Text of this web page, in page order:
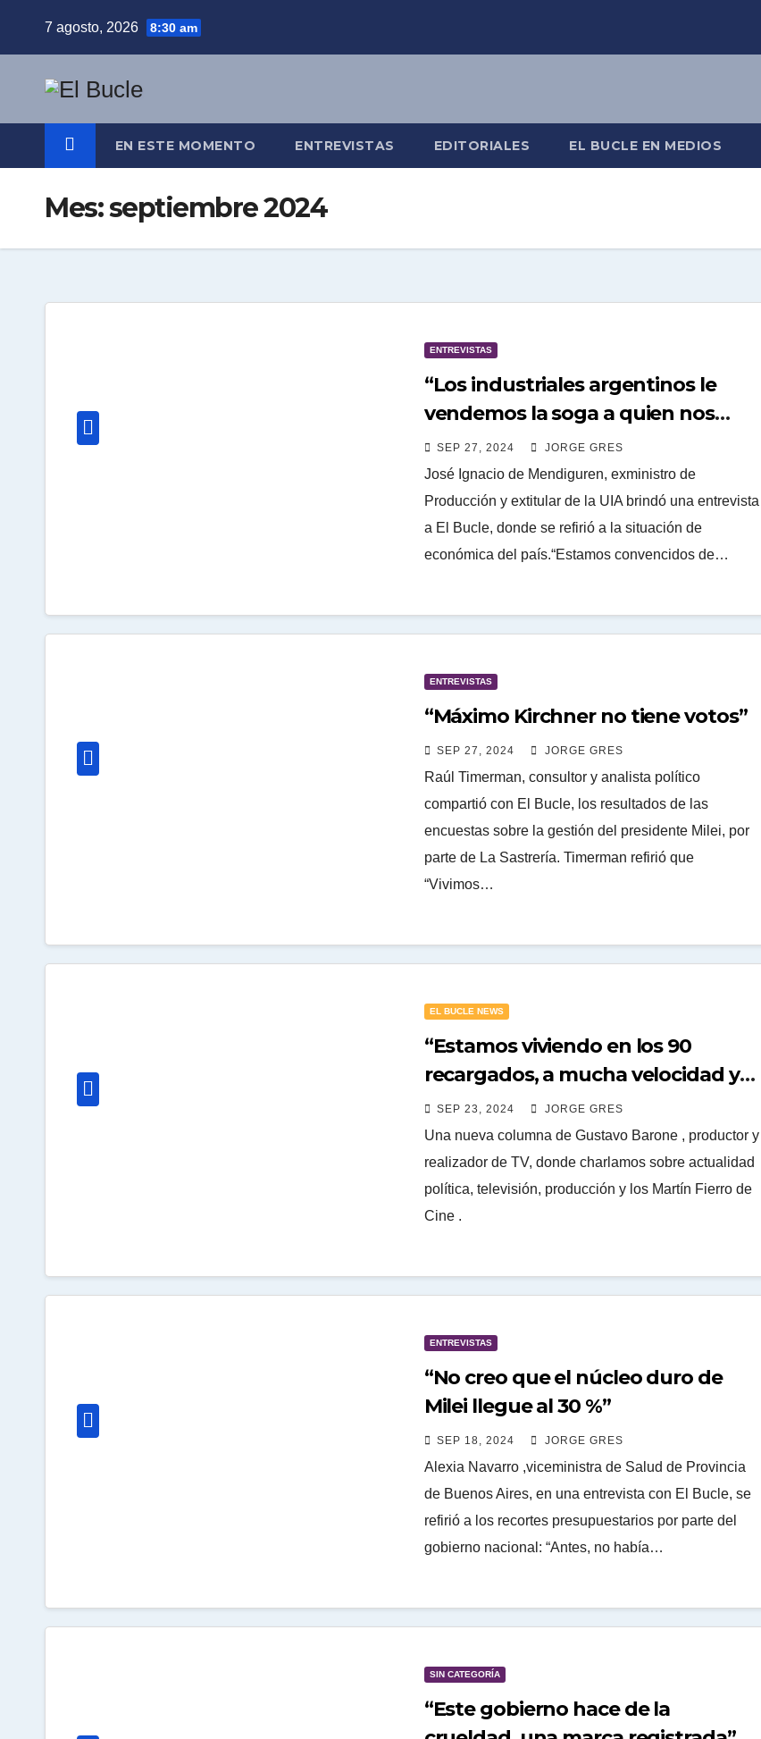
7 agosto, 2026 8:30 am
EN ESTE MOMENTO ENTREVISTAS EDITORIALES EL BUCLE EN MEDIOS
Mes:septiembre 2024
ENTREVISTAS
“Los industriales argentinos le
vendemos la soga a quien nos
ahorca”
SEP 27, 2024 JORGE GRES
José Ignacio de Mendiguren, exministro de
Producción y extitular de la UIA brindó una entrevista
a El Bucle, donde se refirió a la situación de
económica del país.“Estamos convencidos de…
ENTREVISTAS
“Máximo Kirchner no tiene votos”
SEP 27, 2024 JORGE GRES
Raúl Timerman, consultor y analista político
compartió con El Bucle, los resultados de las
encuestas sobre la gestión del presidente Milei, por
parte de La Sastrería. Timerman refirió que
“Vivimos…
EL BUCLE NEWS
“Estamos viviendo en los 90
recargados, a mucha velocidad y
sin dólares”
SEP 23, 2024 JORGE GRES
Una nueva columna de Gustavo Barone , productor y
realizador de TV, donde charlamos sobre actualidad
política, televisión, producción y los Martín Fierro de
Cine .
ENTREVISTAS
“No creo que el núcleo duro de
Milei llegue al 30 %”
SEP 18, 2024 JORGE GRES
Alexia Navarro ,viceministra de Salud de Provincia
de Buenos Aires, en una entrevista con El Bucle, se
refirió a los recortes presupuestarios por parte del
gobierno nacional: “Antes, no había…
SIN CATEGORÍA
“Este gobierno hace de la